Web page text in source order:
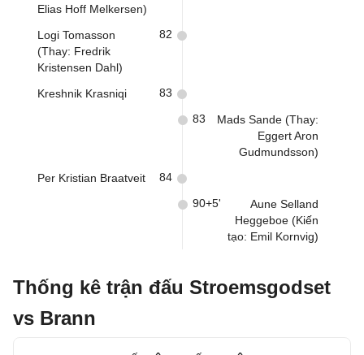
Elias Hoff Melkersen)
Logi Tomasson
(Thay: Fredrik
Kristensen Dahl)
82
Kreshnik Krasniqi 83
Mads Sande (Thay:
Eggert Aron
Gudmundsson)
83
Per Kristian Braatveit 84
Aune Selland
Heggeboe (Kiến
tạo: Emil Kornvig)
90+5'
Thống kê trận đấu Stroemsgodset
vs Brann